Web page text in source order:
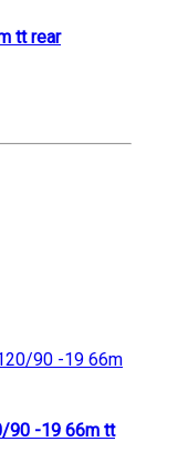
tt rear
90 -19 66m tt